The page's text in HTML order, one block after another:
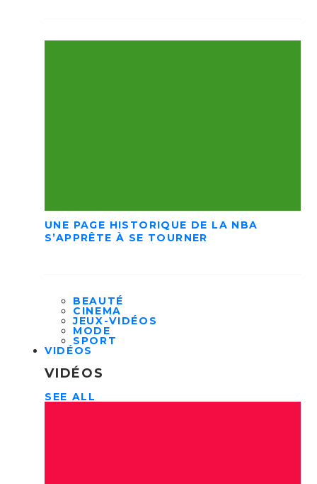
UNE PAGE HISTORIQUE DE LA NBA
S’APPRÊTE À SE TOURNER
BEAUTÉ
CINEMA
JEUX-VIDÉOS
MODE
SPORT
VIDÉOS
VIDÉOS
SEE ALL